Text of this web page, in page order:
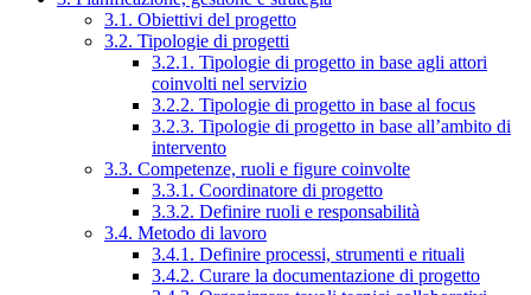
3.1. Obiettivi del progetto
3.2. Tipologie di progetti
3.2.1. Tipologie di progetto in base agli attori
coinvolti nel servizio
3.2.2. Tipologie di progetto in base al focus
3.2.3. Tipologie di progetto in base all’ambito di
intervento
3.3. Competenze, ruoli e figure coinvolte
3.3.1. Coordinatore di progetto
3.3.2. Definire ruoli e responsabilità
3.4. Metodo di lavoro
3.4.1. Definire processi, strumenti e rituali
3.4.2. Curare la documentazione di progetto